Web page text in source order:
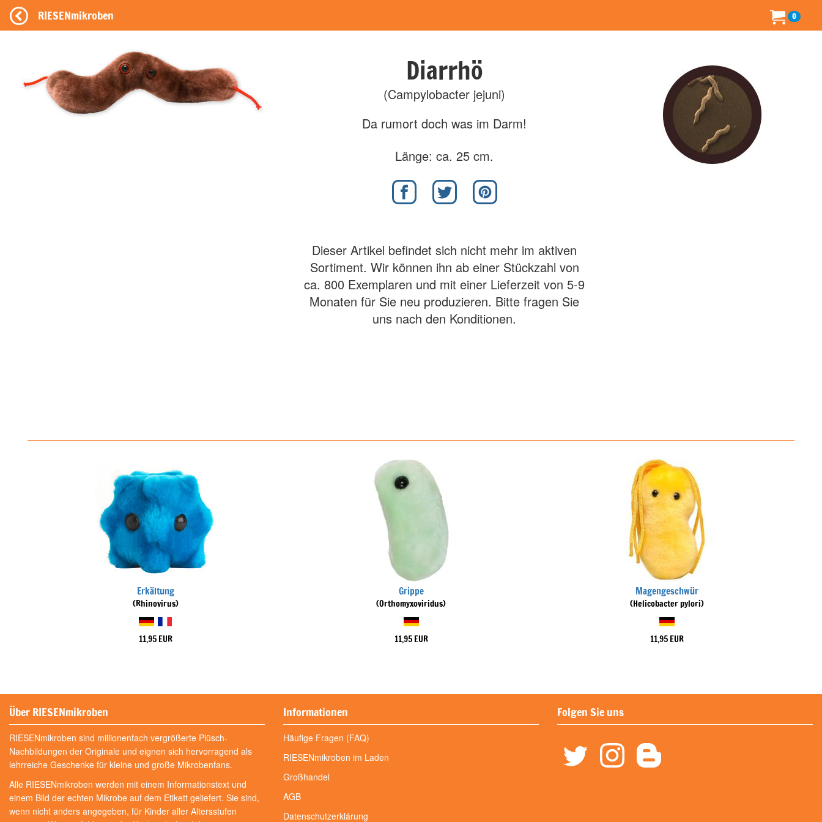
RIESENmikroben 0
Diarrhö
(Campylobacter jejuni)
Da rumort doch was im Darm!
Länge: ca. 25 cm.
Dieser Artikel befindet sich nicht mehr im aktiven
Sortiment. Wir können ihn ab einer Stückzahl von
ca. 800 Exemplaren und mit einer Lieferzeit von 5-9
Monaten für Sie neu produzieren. Bitte fragen Sie
uns nach den Konditionen.
Erkältung
(Rhinovirus)
11,95 EUR
Grippe
(Orthomyxoviridus)
11,95 EUR
Magengeschwür
(Helicobacter pylori)
11,95 EUR
Über RIESENmikroben
RIESENmikroben sind millionenfach vergrößerte Plüsch-
Nachbildungen der Originale und eignen sich hervorragend als
lehrreiche Geschenke für kleine und große Mikrobenfans.
Alle RIESENmikroben werden mit einem Informationstext und
einem Bild der echten Mikrobe auf dem Etikett geliefert. Sie sind,
wenn nicht anders angegeben, für Kinder aller Altersstufen
Informationen
Häufige Fragen (FAQ)
RIESENmikroben im Laden
Großhandel
AGB
Datenschutzerklärung
Folgen Sie uns